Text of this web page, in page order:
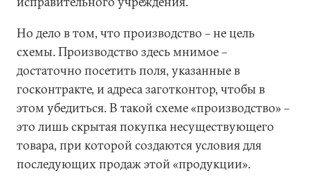
Но дело в том, что производство – не цель
схемы. Производство здесь мнимое –
достаточно посетить поля, указанные в
госконтракте, и адреса заготконтор, чтобы в
этом убедиться. В такой схеме «производство» –
это лишь скрытая покупка несуществующего
товара, при которой создаются условия для
последующих продаж этой «продукции».